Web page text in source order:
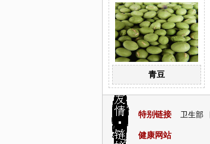
青豆
特别链接 卫生部
健康网站